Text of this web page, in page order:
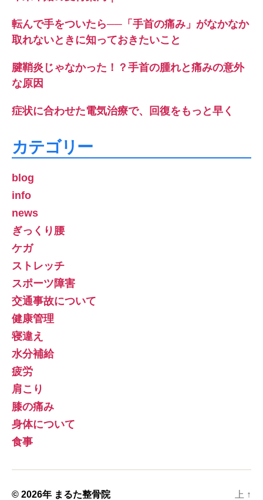
転んで手をついたら──「手首の痛み」がなかなか
取れないときに知っておきたいこと
腱鞘炎じゃなかった！？手首の腫れと痛みの意外
な原因
症状に合わせた電気治療で、回復をもっと早く
カテゴリー
blog
info
news
ぎっくり腰
ケガ
ストレッチ
スポーツ障害
交通事故について
健康管理
寝違え
水分補給
疲労
肩こり
膝の痛み
身体について
食事
© 2026年 まるた整骨院 上 ↑